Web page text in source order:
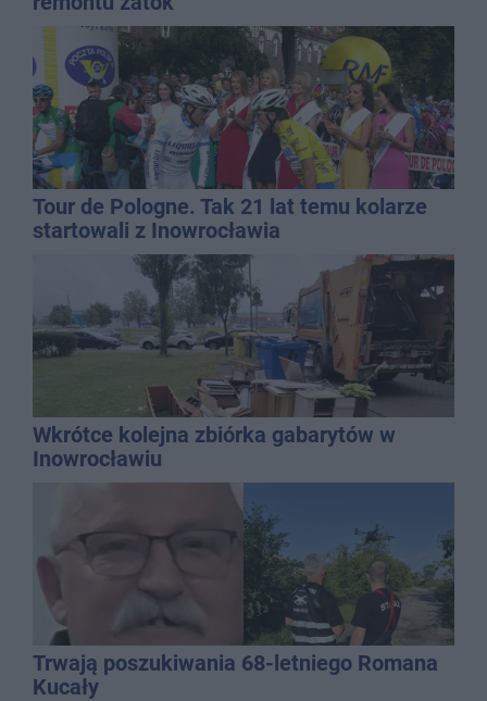
Tour de Pologne. Tak 21 lat temu kolarze
startowali z Inowrocławia
Wkrótce kolejna zbiórka gabarytów w
Inowrocławiu
Trwają poszukiwania 68-letniego Romana
Kucały